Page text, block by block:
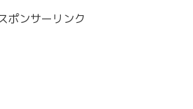
ポンサーリンク